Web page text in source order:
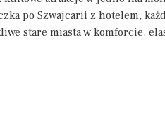
po Szwajcarii z hotelem,
stare miasta w komforcie,